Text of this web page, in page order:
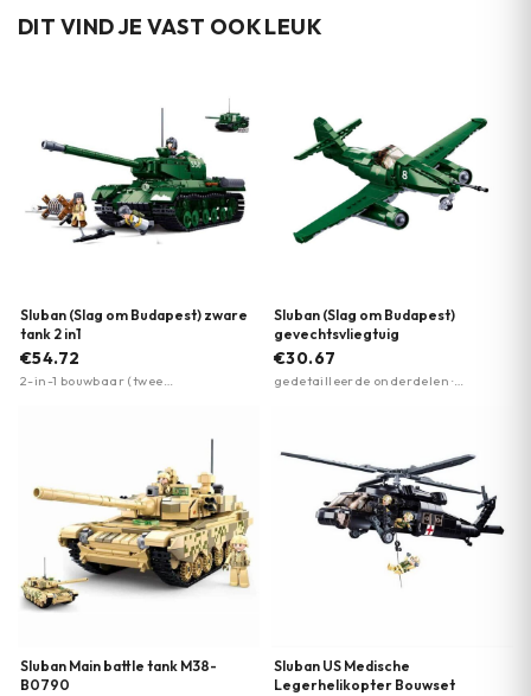
DIT VIND JE VAST OOK LEUK
Sluban (Slag om Budapest) zware
tank 2 in1
€54.72
2-in-1 bouwbaar (twee
Sluban (Slag om Budapest)
gevechtsvliegtuig
€30.67
gedetailleerde onderdelen ·
Sluban Main battle tank M38-
B0790
Sluban US Medische
Legerhelikopter Bouwset